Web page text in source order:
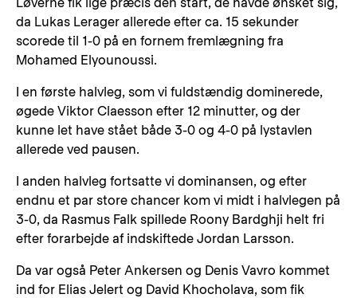
da Lukas Lerager allerede efter ca. 15 sekunder
scorede til 1-0 på en fornem fremlægning fra
Mohamed Elyounoussi.
I en første halvleg, som vi fuldstændig dominerede,
øgede Viktor Claesson efter 12 minutter, og der
kunne let have stået både 3-0 og 4-0 på lystavlen
allerede ved pausen.
I anden halvleg fortsatte vi dominansen, og efter
endnu et par store chancer kom vi midt i halvlegen på
3-0, da Rasmus Falk spillede Roony Bardghji helt fri
efter forarbejde af indskiftede Jordan Larsson.
Da var også Peter Ankersen og Denis Vavro kommet
ind for Elias Jelert og David Khocholava, som fik